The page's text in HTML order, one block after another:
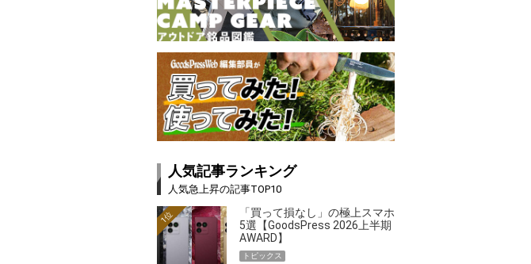
人気記事ランキング
人気急上昇の記事TOP10
「買って損なし」の極上スマホ
5選【GoodsPress 2026上半期
AWARD】
1位
トピックス